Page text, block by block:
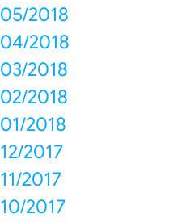
05/2018
04/2018
03/2018
02/2018
01/2018
12/2017
11/2017
10/2017